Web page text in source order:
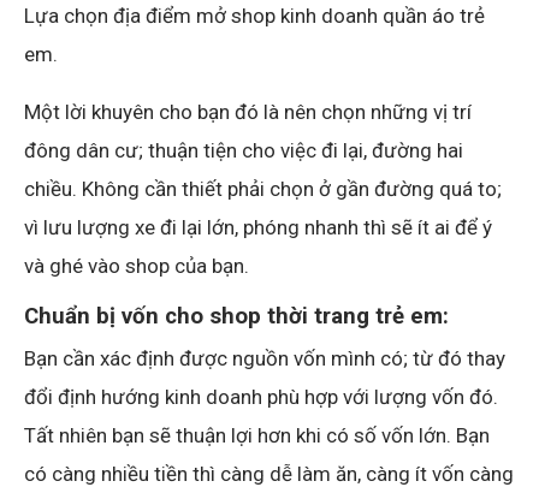
Lựa chọn địa điểm mở shop kinh doanh quần áo trẻ
em.
Một lời khuyên cho bạn đó là nên chọn những vị trí
đông dân cư; thuận tiện cho việc đi lại, đường hai
chiều. Không cần thiết phải chọn ở gần đường quá to;
vì lưu lượng xe đi lại lớn, phóng nhanh thì sẽ ít ai để ý
và ghé vào shop của bạn.
Chuẩn bị vốn cho shop thời trang trẻ em:
Bạn cần xác định được nguồn vốn mình có; từ đó thay
đổi định hướng kinh doanh phù hợp với lượng vốn đó.
Tất nhiên bạn sẽ thuận lợi hơn khi có số vốn lớn. Bạn
có càng nhiều tiền thì càng dễ làm ăn, càng ít vốn càng